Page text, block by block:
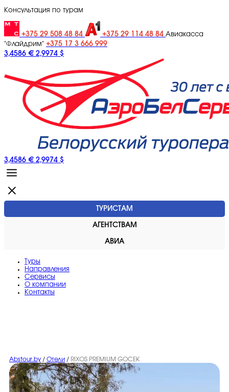
Консультация по турам
+375 29 508 48 84 +375 29 114 48 84 Авиакасса
"Флайдрим" +375 17 3 666 999
3,4586 € 2,9974 $
3,4586 € 2,9974 $
ТУРИСТАМ
АГЕНТСТВАМ
АВИА
Туры
Направления
Сервисы
O компании
Контакты
Abstour.by / Отели / RIXOS PREMIUM GOCEK